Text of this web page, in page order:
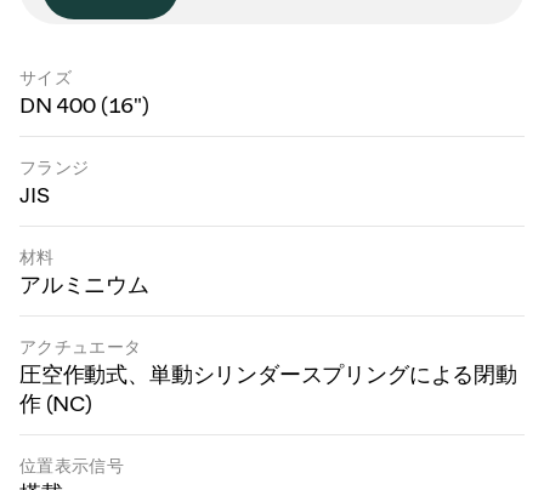
サイズ
DN 400 (16")
フランジ
JIS
材料
アルミニウム
アクチュエータ
圧空作動式、単動シリンダースプリングによる閉動
作 (NC)
位置表示信号